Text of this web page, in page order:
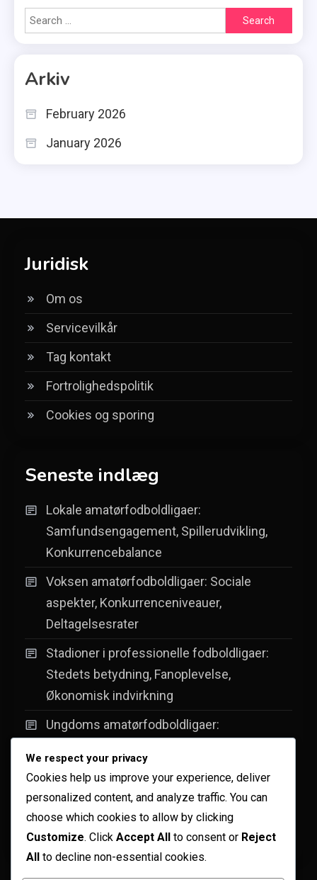
Search
for:
Arkiv
February 2026
January 2026
Juridisk
Om os
Servicevilkår
Tag kontakt
Fortrolighedspolitik
Cookies og sporing
Seneste indlæg
Lokale amatørfodboldligaer:
Samfundsengagement, Spillerudvikling,
Konkurrencebalance
Voksen amatørfodboldligaer: Sociale
aspekter, Konkurrenceniveauer,
Deltagelsesrater
Stadioner i professionelle fodboldligaer:
Stedets betydning, Fanoplevelse,
Økonomisk indvirkning
Ungdoms amatørfodboldligaer:
Sæsonspil
Pigeungdomsfodboldligaer: Empowerment-
initiativer, Deltagelsesvækst, Ligaens
bæredygtighed
We respect your privacy
Cookies help us improve your experience, deliver
personalized content, and analyze traffic. You can
choose which cookies to allow by clicking
Customize. Click Accept All to consent or Reject
All to decline non-essential cookies.